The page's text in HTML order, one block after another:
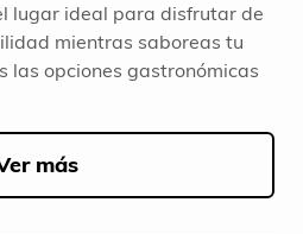
lugar ideal para disfrutar de
mientras saboreas tu
las opciones gastronómicas
más